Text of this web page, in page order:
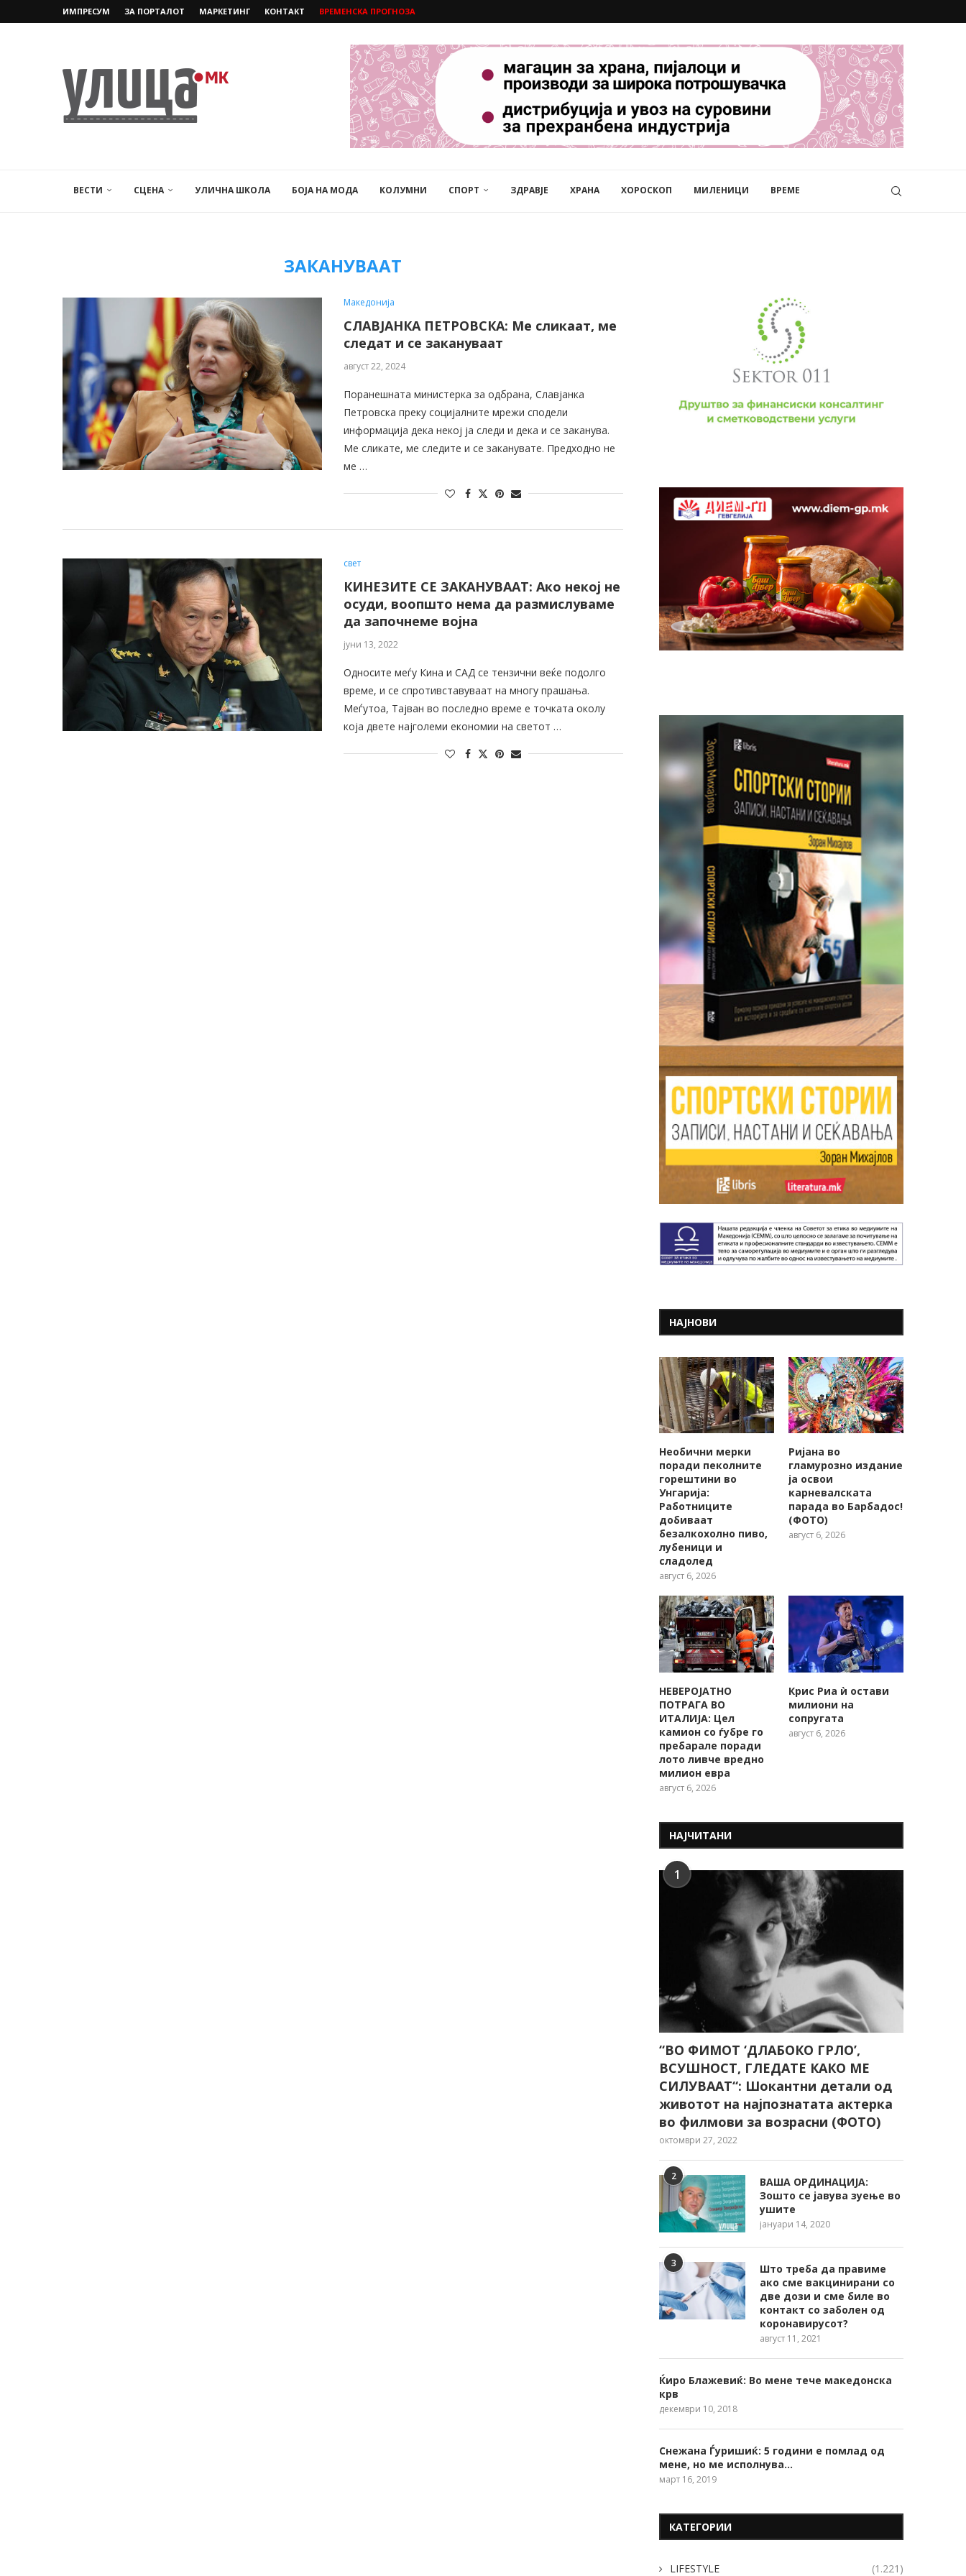
ИМПРЕСУМ ЗА ПОРТАЛОТ МАРКЕТИНГ КОНТАКТ ВРЕМЕНСКА ПРОГНОЗА
ВЕСТИ СЦЕНА УЛИЧНА ШКОЛА БОЈА НА МОДА КОЛУМНИ СПОРТ ЗДРАВЈЕ ХРАНА ХОРОСКОП МИЛЕНИЦИ ВРЕМЕ
ЗАКАНУВААТ
Македонија
СЛАВЈАНКА ПЕТРОВСКА: Ме сликаат, ме
следат и се закануваат
август 22, 2024
Поранешната министерка за одбрана, Славјанка
Петровска преку социјалните мрежи сподели
информација дека некој ја следи и дека и се заканува.
Ме сликате, ме следите и се заканувате. Предходно не
ме …
свет
КИНЕЗИТЕ СЕ ЗАКАНУВААТ: Ако некој не
осуди, воопшто нема да размислуваме
да започнеме војна
јуни 13, 2022
Односите меѓу Кина и САД се тензични веќе подолго
време, и се спротивставуваат на многу прашања.
Меѓутоа, Тајван во последно време е точката околу
која двете најголеми економии на светот …
НАЈНОВИ
Необични мерки
поради пеколните
горештини во
Унгарија:
Работниците
добиваат
безалкохолно пиво,
лубеници и
сладолед
август 6, 2026
Ријана во
гламурозно издание
ја освои
карневалската
парада во Барбадос!
(ФОТО)
август 6, 2026
НЕВЕРОЈАТНО
ПОТРАГА ВО
ИТАЛИЈА: Цел
камион со ѓубре го
пребарале поради
лото ливче вредно
милион евра
август 6, 2026
Крис Риа ѝ остави
милиони на
сопругата
август 6, 2026
НАЈЧИТАНИ
1
“ВО ФИМОТ ‘ДЛАБОКО ГРЛО’,
ВСУШНОСТ, ГЛЕДАТЕ КАКО МЕ
СИЛУВААТ“: Шокантни детали од
животот на најпознатата актерка
во филмови за возрасни (ФОТО)
октомври 27, 2022
2
ВАША ОРДИНАЦИЈА:
Зошто се јавува зуење во
ушите
јануари 14, 2020
3
Што треба да правиме
ако сме вакцинирани со
две дози и сме биле во
контакт со заболен од
коронавирусот?
август 11, 2021
Ќиро Блажевиќ: Во мене тече македонска
крв
декември 10, 2018
Снежана Ѓуришиќ: 5 години е помлад од
мене, но ме исполнува…
март 16, 2019
КАТЕГОРИИ
LIFESTYLE (1.221)